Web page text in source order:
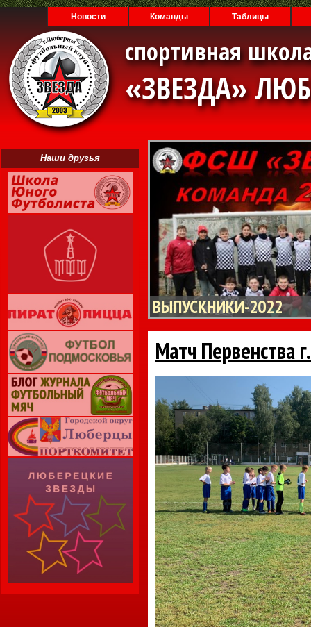
Новости Команды Таблицы
спортивная
«ЗВЕЗДА»
Наши друзья
ВЫПУСКНИКИ-2022
Матч Первенства